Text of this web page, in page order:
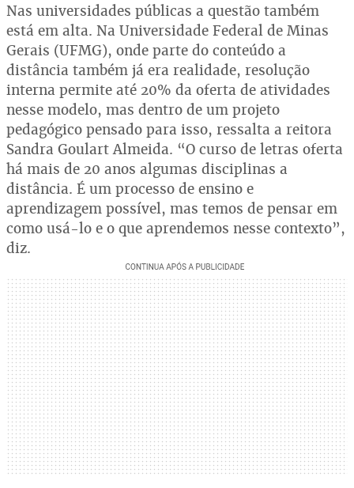
Nas universidades públicas a questão também
está em alta. Na Universidade Federal de Minas
Gerais (UFMG), onde parte do conteúdo a
distância também já era realidade, resolução
interna permite até 20% da oferta de atividades
nesse modelo, mas dentro de um projeto
pedagógico pensado para isso, ressalta a reitora
Sandra Goulart Almeida. “O curso de letras oferta
há mais de 20 anos algumas disciplinas a
distância. É um processo de ensino e
aprendizagem possível, mas temos de pensar em
como usá-lo e o que aprendemos nesse contexto”,
diz.